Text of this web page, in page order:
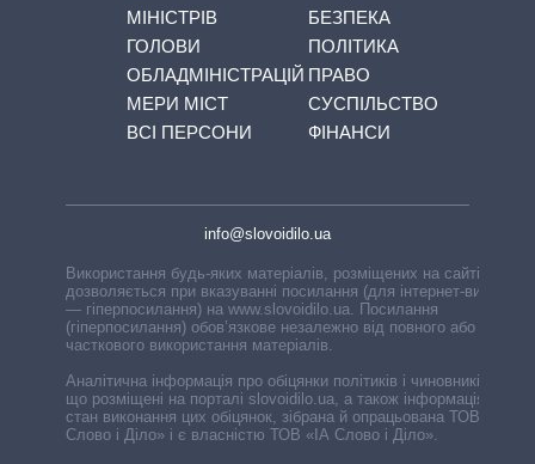
МІНІСТРІВ
ГОЛОВИ
ОБЛАДМІНІСТРАЦІЙ
МЕРИ МІСТ
ВСІ ПЕРСОНИ
БЕЗПЕКА
ПОЛІТИКА
ПРАВО
СУСПІЛЬСТВО
ФІНАНСИ
info@slovoidilo.ua
Використання будь-яких матеріалів, розміщених на сайті,
дозволяється при вказуванні посилання (для інтернет-видань
— гіперпосилання) на www.slovoidilo.ua. Посилання
(гіперпосилання) обов’язкове незалежно від повного або
часткового використання матеріалів.
Аналітична інформація про обіцянки політиків і чиновників,
що розміщені на порталі slovoidilo.ua, а також інформація про
стан виконання цих обіцянок, зібрана й опрацьована ТОВ «ІА
Слово і Діло» і є власністю ТОВ «ІА Слово і Діло».